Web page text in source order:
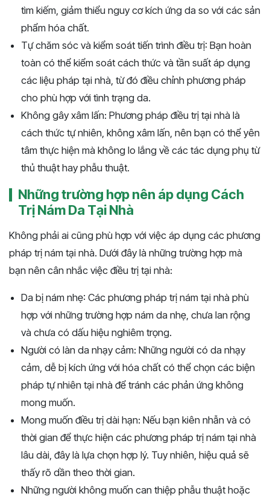
tìm kiếm, giảm thiểu nguy cơ kích ứng da so với các sản
phẩm hóa chất.
Tự chăm sóc và kiểm soát tiến trình điều trị: Bạn hoàn
toàn có thể kiểm soát cách thức và tần suất áp dụng
các liệu pháp tại nhà, từ đó điều chỉnh phương pháp
cho phù hợp với tình trạng da.
Không gây xâm lấn: Phương pháp điều trị tại nhà là
cách thức tự nhiên, không xâm lấn, nên bạn có thể yên
tâm thực hiện mà không lo lắng về các tác dụng phụ từ
thủ thuật hay phẫu thuật.
Những trường hợp nên áp dụng Cách
Trị Nám Da Tại Nhà
Không phải ai cũng phù hợp với việc áp dụng các phương
pháp trị nám tại nhà. Dưới đây là những trường hợp mà
bạn nên cân nhắc việc điều trị tại nhà:
Da bị nám nhẹ: Các phương pháp trị nám tại nhà phù
hợp với những trường hợp nám da nhẹ, chưa lan rộng
và chưa có dấu hiệu nghiêm trọng.
Người có làn da nhạy cảm: Những người có da nhạy
cảm, dễ bị kích ứng với hóa chất có thể chọn các biện
pháp tự nhiên tại nhà để tránh các phản ứng không
mong muốn.
Mong muốn điều trị dài hạn: Nếu bạn kiên nhẫn và có
thời gian để thực hiện các phương pháp trị nám tại nhà
lâu dài, đây là lựa chọn hợp lý. Tuy nhiên, hiệu quả sẽ
thấy rõ dần theo thời gian.
Những người không muốn can thiệp phẫu thuật hoặc